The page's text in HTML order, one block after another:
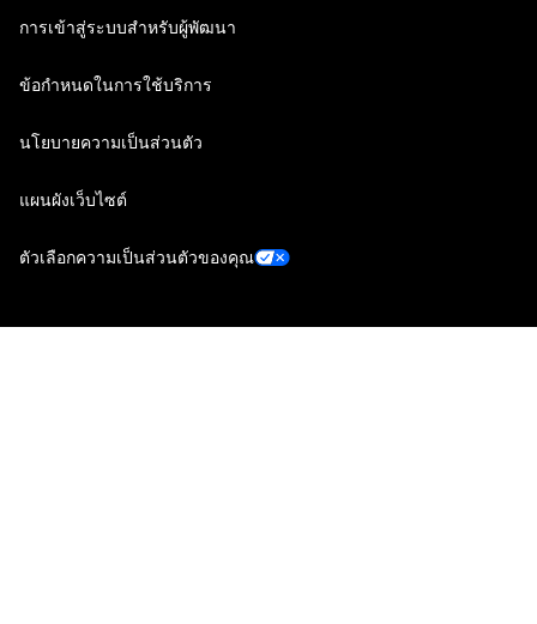
การเข้าสู่ระบบสำหรับผู้พัฒนา
ข้อกำหนดในการใช้บริการ
นโยบายความเป็นส่วนตัว
แผนผังเว็บไซต์
ตัวเลือกความเป็นส่วนตัวของคุณ